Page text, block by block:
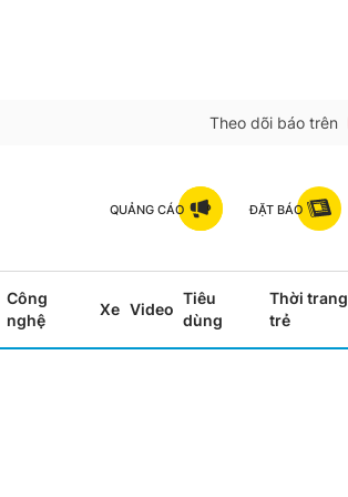
Theo dõi báo trên
QUẢNG CÁO ĐẶT BÁO
Công
nghệ
Xe Video
Tiêu
dùng
Thời trang
trẻ